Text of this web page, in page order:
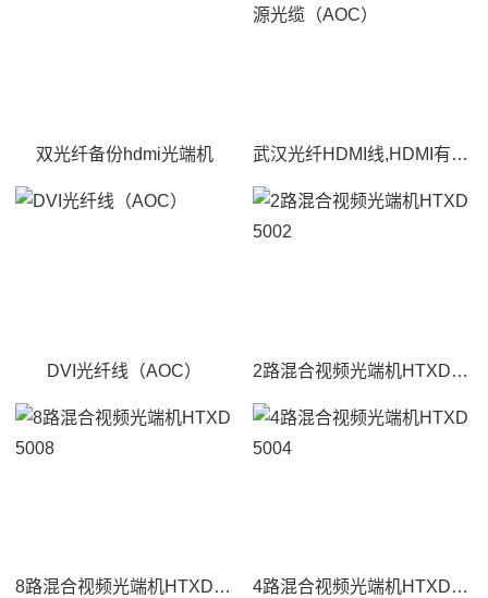
双光纤备份hdmi光端机 武汉光纤HDMI线,HDMI有源光缆（AOC）
DVI光纤线（AOC） 2路混合视频光端机HTXD5002
8路混合视频光端机HTXD5008 4路混合视频光端机HTXD5004